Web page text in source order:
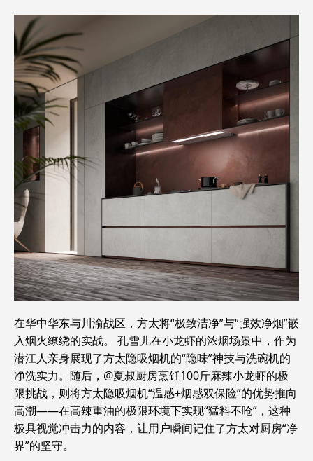
在华中华东与川渝战区，方太将“极致洁净”与“强效净烟”嵌
入烟火缭绕的实战。 孔雪儿在小龙虾的浓烟场景中，作为
潜江人亲身展现了方太隐吸烟机的“隐味”神技与洗碗机的
净洗实力。随后，@夏叔厨房烹饪100斤麻辣小龙虾的极
限挑战，则将方太隐吸烟机“温感+烟感双保险”的优势推向
高潮——在高辣重油的极限环境下实现“猛料不呛”，这种
极具视觉冲击力的内容，让用户瞬间记住了方太对厨房“净
界”的坚守。